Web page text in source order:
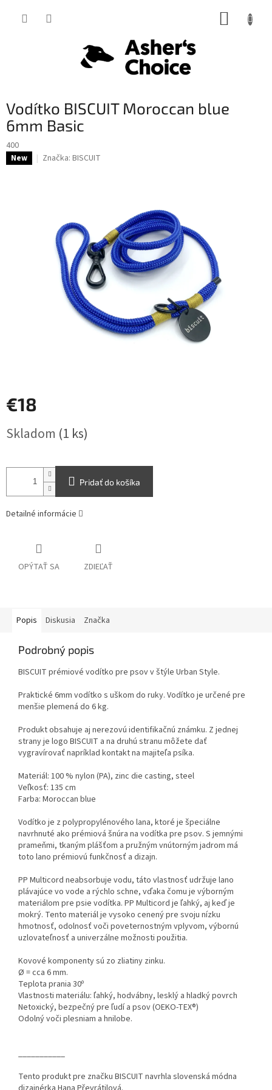
Vodítko BISCUIT Moroccan blue
6mm Basic
400
New Značka: BISCUIT
€18
cena:
Skladom (1 ks)
Pridať do košíka
Detailné informácie
OPÝTAŤ SA ZDIEĽAŤ
Popis Diskusia Značka
Podrobný popis
BISCUIT prémiové vodítko pre psov v štýle Urban Style.
Praktické 6mm vodítko s uškom do ruky. Vodítko je určené pre
menšie plemená do 6 kg.
Produkt obsahuje aj nerezovú identifikačnú známku. Z jednej
strany je logo BISCUIT a na druhú stranu môžete dať
vygravírovať napríklad kontakt na majiteľa psíka.
Materiál: 100 % nylon (PA), zinc die casting, steel
Veľkosť: 135 cm
Farba: Moroccan blue
Vodítko je z polypropylénového lana, ktoré je špeciálne
navrhnuté ako prémiová šnúra na vodítka pre psov. S jemnými
prameňmi, tkaným plášťom a pružným vnútorným jadrom má
toto lano prémiovú funkčnosť a dizajn.
PP Multicord neabsorbuje vodu, táto vlastnosť udržuje lano
plávajúce vo vode a rýchlo schne, vďaka čomu je výborným
materiálom pre psie vodítka. PP Multicord je ľahký, aj keď je
mokrý. Tento materiál je vysoko cenený pre svoju nízku
hmotnosť, odolnosť voči poveternostným vplyvom, výbornú
uzlovateľnosť a univerzálne možnosti použitia.
Kovové komponenty sú zo zliatiny zinku.
Ø = cca 6 mm.
Teplota prania 30º
Vlastnosti materiálu: ľahký, hodvábny, lesklý a hladký povrch
Netoxický, bezpečný pre ľudí a psov (OEKO-TEX®)
Odolný voči plesniam a hnilobe.
___________
Tento produkt pre značku BISCUIT navrhla slovenská módna